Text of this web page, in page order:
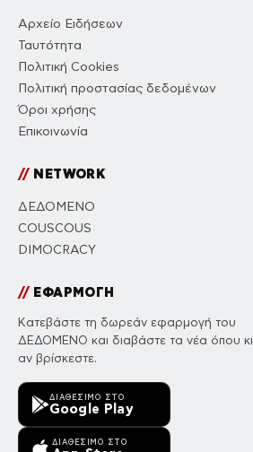
Αρχείο Ειδήσεων
Ταυτότητα
Πολιτική Cookies
Πολιτική προστασίας δεδομένων
Όροι χρήσης
Επικοινωνία
//NETWORK
ΔΕΔΟΜΕΝΟ
COUSCOUS
DIMOCRACY
//ΕΦΑΡΜΟΓΗ
Κατεβάστε τη δωρεάν εφαρμογή του
ΔΕΔΟΜΕΝΟ και διαβάστε τα νέα όπου κι
αν βρίσκεστε.
ΔΙΑΘΈΣΙΜΟ ΣΤΟ
Google Play
ΔΙΑΘΈΣΙΜΟ ΣΤΟ